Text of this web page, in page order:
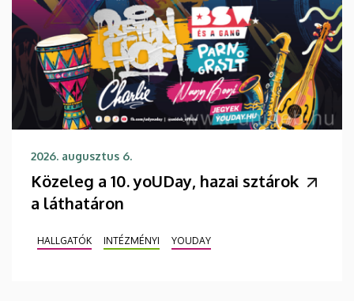
2026. augusztus 6.
Közeleg a 10. yoUDay, hazai sztárok
a láthatáron
HALLGATÓK INTÉZMÉNYI YOUDAY